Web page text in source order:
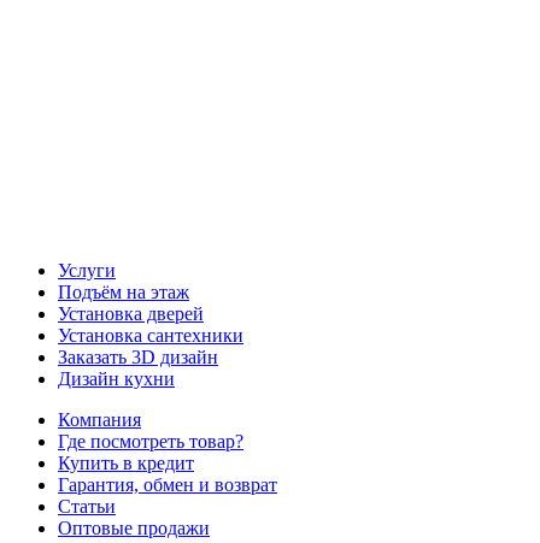
Услуги
Подъём на этаж
Установка дверей
Установка сантехники
Заказать 3D дизайн
Дизайн кухни
Компания
Где посмотреть товар?
Купить в кредит
Гарантия, обмен и возврат
Статьи
Оптовые продажи